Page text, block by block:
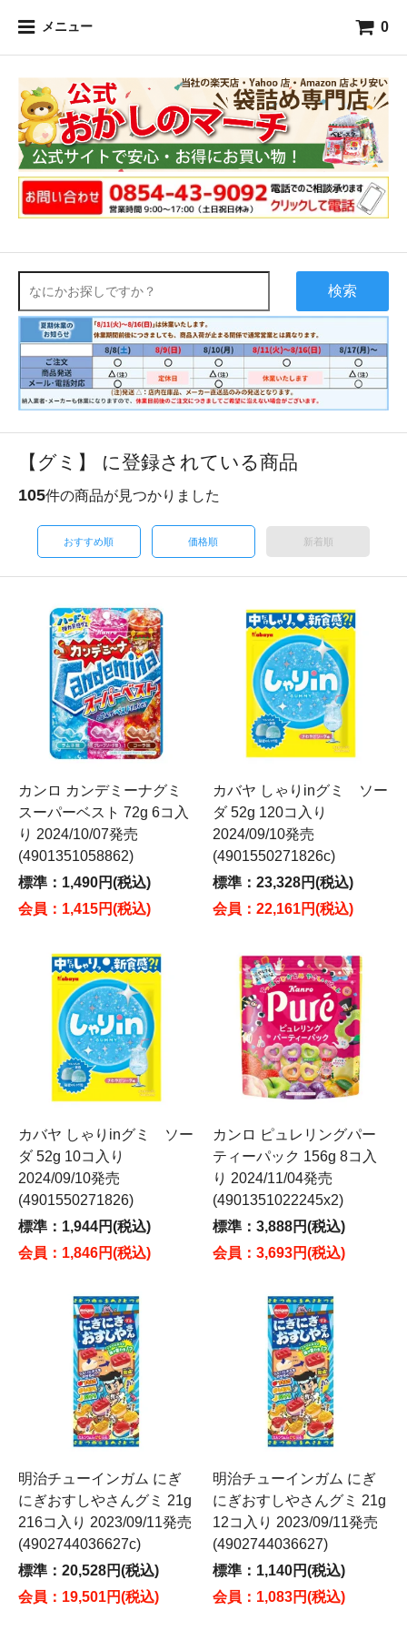
メニュー 0
検索
【グミ】 に登録されている商品
105件の商品が見つかりました
おすすめ順 価格順 新着順
カンロ カンデミーナグミ
スーパーベスト 72g 6コ入
り 2024/10/07発売
(4901351058862)
標準：1,490円(税込)
会員：1,415円(税込)
カバヤ しゃりinグミ ソー
ダ 52g 120コ入り
2024/09/10発売
(4901550271826c)
標準：23,328円(税込)
会員：22,161円(税込)
カバヤ しゃりinグミ ソー
ダ 52g 10コ入り
2024/09/10発売
(4901550271826)
標準：1,944円(税込)
会員：1,846円(税込)
カンロ ピュレリングパー
ティーパック 156g 8コ入
り 2024/11/04発売
(4901351022245x2)
標準：3,888円(税込)
会員：3,693円(税込)
明治チューインガム にぎ
にぎおすしやさんグミ 21g
216コ入り 2023/09/11発売
(4902744036627c)
標準：20,528円(税込)
会員：19,501円(税込)
明治チューインガム にぎ
にぎおすしやさんグミ 21g
12コ入り 2023/09/11発売
(4902744036627)
標準：1,140円(税込)
会員：1,083円(税込)